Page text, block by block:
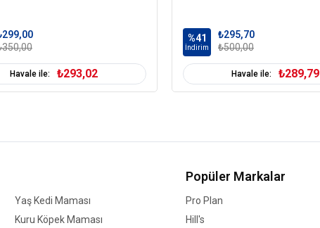
Havale ile: ₺293,02
%41
İndirim
₺295,70
₺500,00
Havale ile: ₺289,79
Yaş Kedi Maması
Kuru Köpek Maması
Popüler Markalar
Pro Plan
Hill's